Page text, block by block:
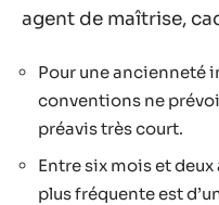
agent de maîtrise,
Pour une ancienneté
conventions ne
préavis très court.
Entre six mois et deux
plus fréquente est